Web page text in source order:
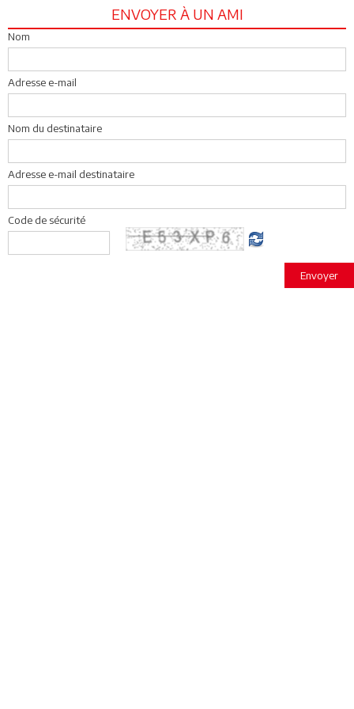
ENVOYER À UN AMI
Nom
Adresse e-mail
Nom du destinataire
Adresse e-mail destinataire
Code de sécurité
Envoyer